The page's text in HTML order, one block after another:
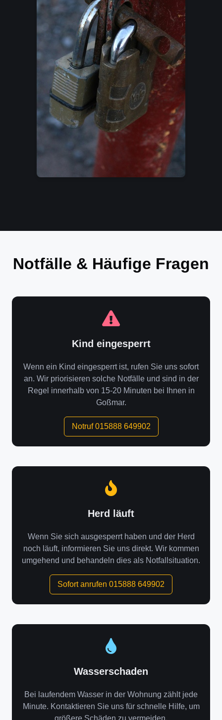
Notfälle & Häufige Fragen
Kind eingesperrt
Wenn ein Kind eingesperrt ist, rufen Sie uns sofort
an. Wir priorisieren solche Notfälle und sind in der
Regel innerhalb von 15-20 Minuten bei Ihnen in
Goßmar.
Notruf 015888 649902
Herd läuft
Wenn Sie sich ausgesperrt haben und der Herd
noch läuft, informieren Sie uns direkt. Wir kommen
umgehend und behandeln dies als Notfallsituation.
Sofort anrufen 015888 649902
Wasserschaden
Bei laufendem Wasser in der Wohnung zählt jede
Minute. Kontaktieren Sie uns für schnelle Hilfe, um
größere Schäden zu vermeiden.